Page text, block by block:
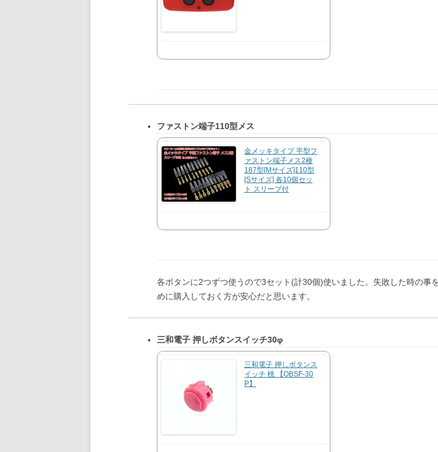
ファストン端子110型メス
金メッキタイプ 平型フ
ァストン端子メス2種
187型[Mサイズ]110型
[Sサイズ] 各10個セッ
ト スリーブ付
各ボタンに2つずつ使うので3セット(計30個)使いました。失敗した時の事
めに購入しておく方が安心だと思います。
三和電子 押しボタンスイッチ30φ
三和電子 押しボタンス
イッチ 桃 【OBSF-30
P】